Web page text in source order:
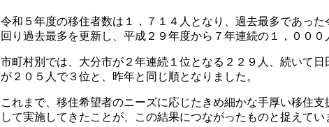
令和５年度の移住者数は１，７１４人となり、過去最多であっ
回り過去最多を更新し、平成２９年度から７年連続の１，０００
市町村別では、大分市が２年連続１位となる２２９人、続いて
が２０５人で３位と、昨年と同じ順となりました。
これまで、移住希望者のニーズに応じたきめ細かな手厚い移住
して実施してきたことが、この結果につながったものと捉えてい